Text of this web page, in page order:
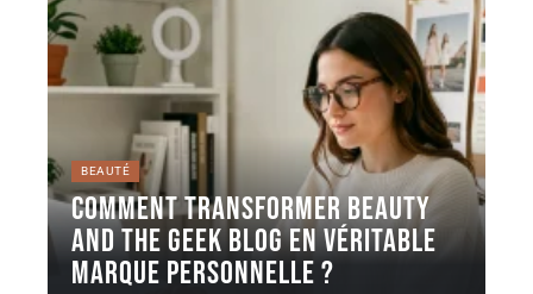
BEAUTÉ
Comment transformer Beauty
and the Geek Blog en véritable
marque personnelle ?